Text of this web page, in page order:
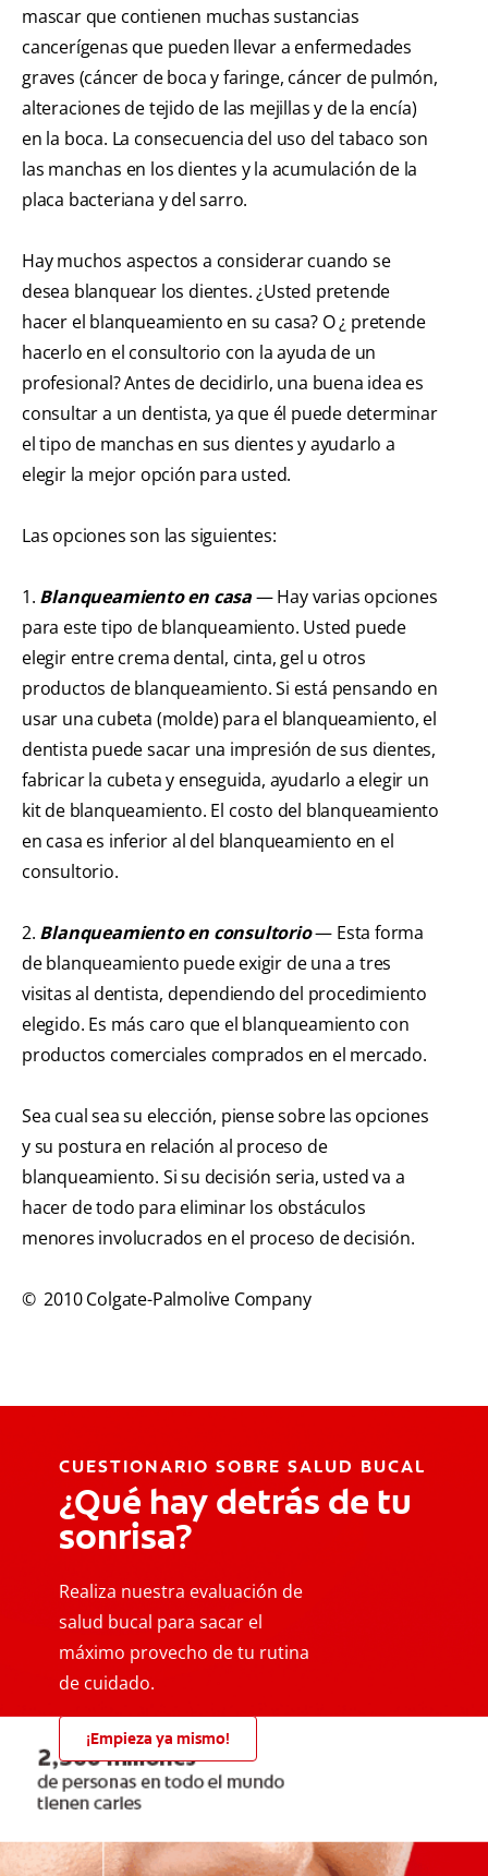
mascar que contienen muchas sustancias
cancerígenas que pueden llevar a enfermedades
graves (cáncer de boca y faringe, cáncer de pulmón,
alteraciones de tejido de las mejillas y de la encía)
en la boca. La consecuencia del uso del tabaco son
las manchas en los dientes y la acumulación de la
placa bacteriana y del sarro.
Hay muchos aspectos a considerar cuando se
desea blanquear los dientes. ¿Usted pretende
hacer el blanqueamiento en su casa? O ¿ pretende
hacerlo en el consultorio con la ayuda de un
profesional? Antes de decidirlo, una buena idea es
consultar a un dentista, ya que él puede determinar
el tipo de manchas en sus dientes y ayudarlo a
elegir la mejor opción para usted.
Las opciones son las siguientes:
1. Blanqueamiento en casa— Hay varias opciones
para este tipo de blanqueamiento. Usted puede
elegir entre crema dental, cinta, gel u otros
productos de blanqueamiento. Si está pensando en
usar una cubeta (molde) para el blanqueamiento, el
dentista puede sacar una impresión de sus dientes,
fabricar la cubeta y enseguida, ayudarlo a elegir un
kit de blanqueamiento. El costo del blanqueamiento
en casa es inferior al del blanqueamiento en el
consultorio.
2. Blanqueamiento en consultorio— Esta forma
de blanqueamiento puede exigir de una a tres
visitas al dentista, dependiendo del procedimiento
elegido. Es más caro que el blanqueamiento con
productos comerciales comprados en el mercado.
Sea cual sea su elección, piense sobre las opciones
y su postura en relación al proceso de
blanqueamiento. Si su decisión seria, usted va a
hacer de todo para eliminar los obstáculos
menores involucrados en el proceso de decisión.
© 2010 Colgate-Palmolive Company
CUESTIONARIO SOBRE SALUD BUCAL
¿Qué hay detrás de tu
sonrisa?
Realiza nuestra evaluación de
salud bucal para sacar el
máximo provecho de tu rutina
de cuidado.
¡Empieza ya mismo!